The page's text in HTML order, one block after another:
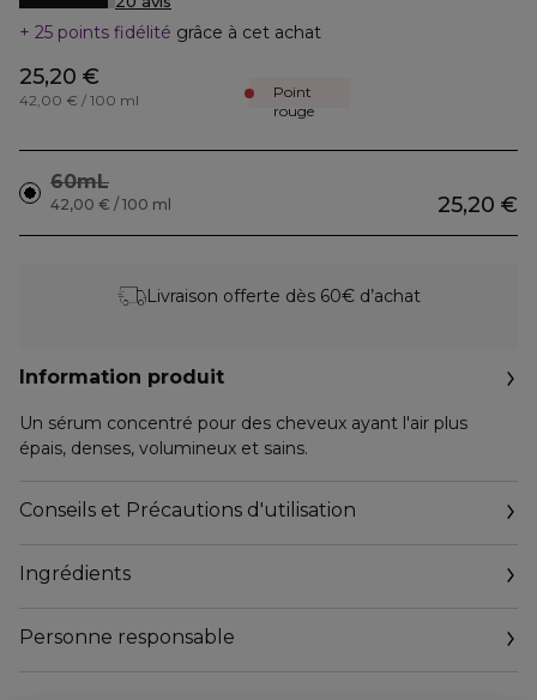
25 points fidélité grâce à cet achat
25,20 €
42,00 € / 100 ml
Point
rouge
60mL
25,20 €
42,00 € / 100 ml
Livraison offerte dès 60€ d’achat
Information produit
Un sérum concentré pour des cheveux ayant l'air plus
épais, denses, volumineux et sains.
Conseils et Précautions d'utilisation
Ingrédients
Personne responsable